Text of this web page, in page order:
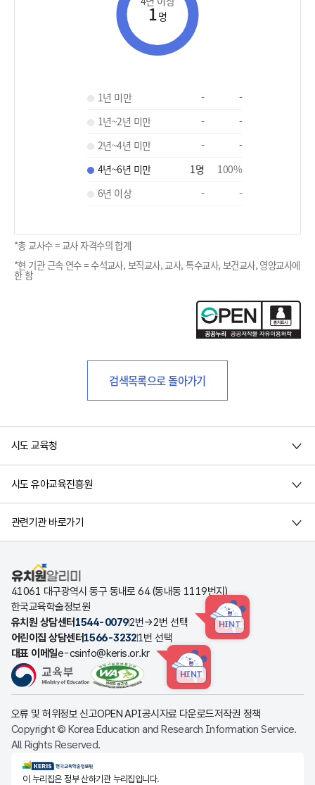
1명
1년 미만 -
-
1년~2년 미만
-
-
2년~4년 미만
-
-
4년~6년 미만
1명 100%
6년 이상
- -
*총 교사수 = 교사 자격수의 합계
*현 기관 근속 연수 = 수석교사, 보직교사, 교사, 특수교사, 보건교사, 영양교사에
한 함
검색목록으로 돌아가기
시도 교육청
시도 유아교육진흥원
관련기관 바로가기
유치원알리미
41061 대구광역시 동구 동내로 64 (동내동 1119번지)
한국교육학술정보원
유치원 상담센터 1544-00792번→2번 선택 HINT
어린이집 상담센터1566-32321번 선택
대표 이메일e-csinfo@keris.or.kr
HINT
오류 및 허위정보 신고OPEN API공시자료 다운로드저작권 정책
Copyright © Korea Education and Research Information Service.
All Rights Reserved.
KERIS한국교육학술정보원
이 누리집은 정부 산하기관 누리집입니다.